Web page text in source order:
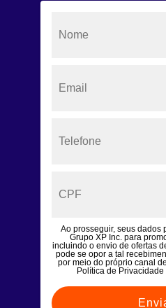
Ao prosseguir, seus dados
Grupo XP Inc. para
incluindo o envio de ofertas
pode se opor a tal
por meio do próprio canal
Política de